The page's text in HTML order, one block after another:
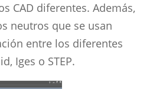
CAD diferentes. Además,
neutros que se usan
entre los diferentes
Iges o STEP.